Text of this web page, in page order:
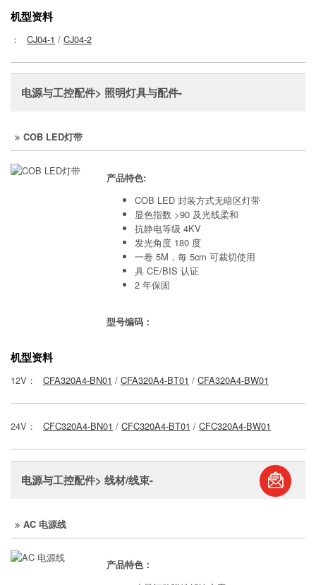
机型资料
： CJ04-1 / CJ04-2
电源与工控配件> 照明灯具与配件-
COB LED灯带
产品特色:
COB LED 封装方式无暗区灯带
显色指数 >90 及光线柔和
抗静电等级 4KV
发光角度 180 度
一卷 5M，每 5cm 可裁切使用
具 CE/BIS 认证
2 年保固
型号编码：
机型资料
12V： CFA320A4-BN01 / CFA320A4-BT01 / CFA320A4-BW01
24V： CFC320A4-BN01 / CFC320A4-BT01 / CFC320A4-BW01
电源与工控配件> 线材/线束-
AC 电源线
产品特色：